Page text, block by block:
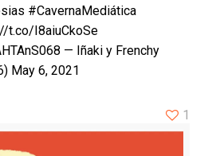
#CavernaMediática
t.co/I8aiuCkoSe
— Iñaki y Frenchy
May 6, 2021
1